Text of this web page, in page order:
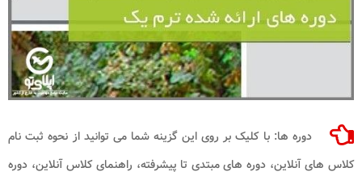
دوره ها: با کلیک بر روی این گزینه شما می توانید از نحوه ثبت نام
کلاس های آنلاین، دوره های مبتدی تا پیشرفته، راهنمای کلاس آنلاین، دوره